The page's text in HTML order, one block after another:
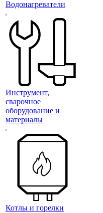
Водонагреватели
Инструмент,
сварочное
оборудование и
материалы
Котлы и горелки